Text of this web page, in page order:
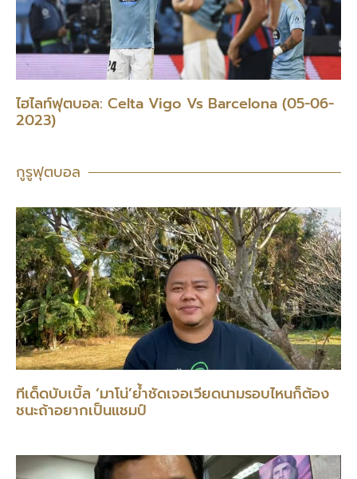
ไฮไลท์ฟุตบอล: Celta Vigo Vs Barcelona (05-06-
2023)
กูรูฟุตบอล
ทีเด็ดบับเบิ้ล ‘มาโน่’ย้ำชัดเจอเวียดนามรอบไหนก็ต้อง
ชนะถ้าอยากเป็นแชมป์